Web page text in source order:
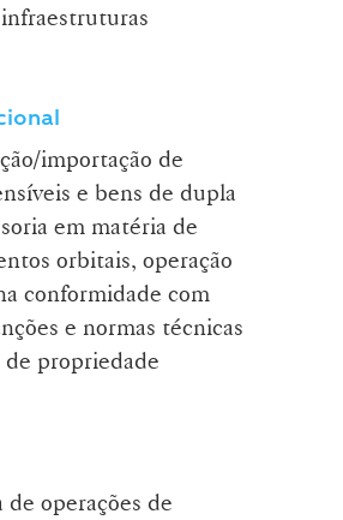
importação de
e bens de dupla
em matéria de
orbitais, operação
conformidade com
e normas técnicas
propriedade
operações de